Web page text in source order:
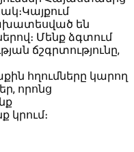
են
Մենք ձգտում
ճշգրտությունը,
հղումները կարող
որոնց
կրում։